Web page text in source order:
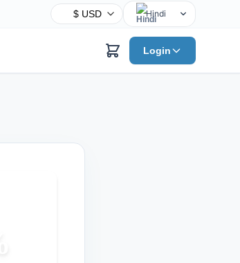
Hindi
English
Chinese
Login